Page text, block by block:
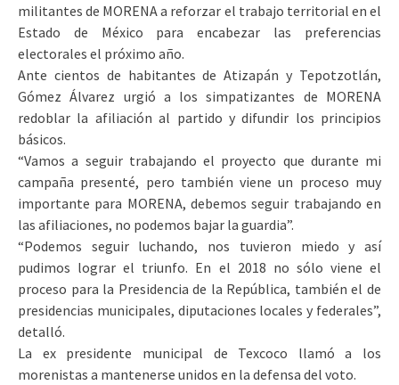
militantes de MORENA a reforzar el trabajo territorial en el
Estado de México para encabezar las preferencias
electorales el próximo año.
Ante cientos de habitantes de Atizapán y Tepotzotlán,
Gómez Álvarez urgió a los simpatizantes de MORENA
redoblar la afiliación al partido y difundir los principios
básicos.
“Vamos a seguir trabajando el proyecto que durante mi
campaña presenté, pero también viene un proceso muy
importante para MORENA, debemos seguir trabajando en
las afiliaciones, no podemos bajar la guardia”.
“Podemos seguir luchando, nos tuvieron miedo y así
pudimos lograr el triunfo. En el 2018 no sólo viene el
proceso para la Presidencia de la República, también el de
presidencias municipales, diputaciones locales y federales”,
detalló.
La ex presidente municipal de Texcoco llamó a los
morenistas a mantenerse unidos en la defensa del voto.